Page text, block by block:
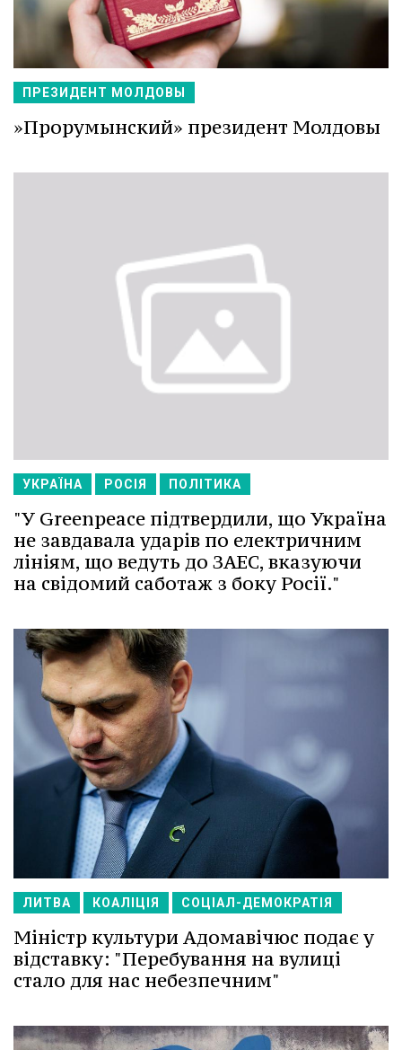
ПРЕЗИДЕНТ МОЛДОВЫ
»Прорумынский» президент Молдовы
УКРАЇНА РОСІЯ ПОЛІТИКА
"У Greenpeace підтвердили, що Україна
не завдавала ударів по електричним
лініям, що ведуть до ЗАЕС, вказуючи
на свідомий саботаж з боку Росії."
ЛИТВА КОАЛІЦІЯ СОЦІАЛ-ДЕМОКРАТІЯ
Міністр культури Адомавічюс подає у
відставку: "Перебування на вулиці
стало для нас небезпечним"